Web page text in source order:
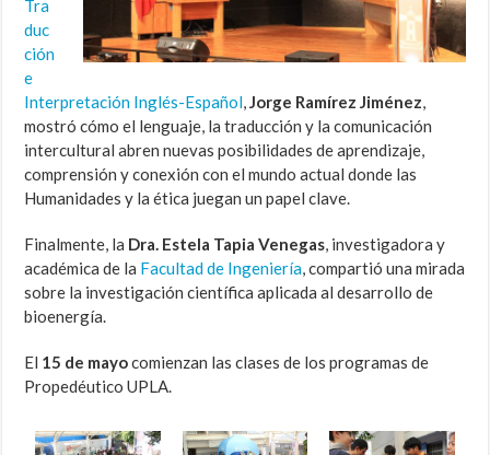
Tra
duc
ción
e
Interpretación Inglés-Español,Jorge Ramírez Jiménez,
mostró cómo el lenguaje, la traducción y la comunicación
intercultural abren nuevas posibilidades de aprendizaje,
comprensión y conexión con el mundo actual donde las
Humanidades y la ética juegan un papel clave.
Finalmente, la Dra. Estela Tapia Venegas, investigadora y
académica de la Facultad de Ingeniería, compartió una mirada
sobre la investigación científica aplicada al desarrollo de
bioenergía.
El 15 de mayocomienzan las clases de los programas de
Propedéutico UPLA.